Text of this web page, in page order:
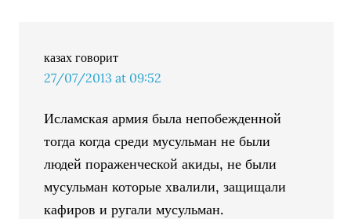
казах говорит
27/07/2013 at 09:52
Исламская армия была непобежденной
тогда когда среди мусульман не были
людей пораженческой акиды, не были
мусульман которые хвалили, защищали
кафиров и ругали мусульман.